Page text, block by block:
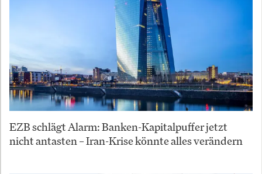
EZB schlägt Alarm: Banken-Kapitalpuffer jetzt
nicht antasten – Iran-Krise könnte alles verändern